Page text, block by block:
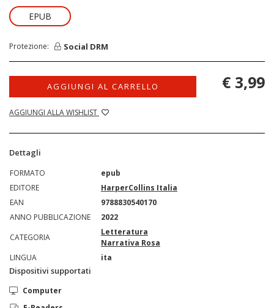
EPUB
Protezione: Social DRM
AGGIUNGI AL CARRELLO
AGGIUNGI ALLA WISHLIST
€ 3,99
Dettagli
FORMATO
epub
EDITORE
HarperCollins Italia
EAN
9788830540170
ANNO PUBBLICAZIONE
2022
CATEGORIA
Letteratura
Narrativa Rosa
LINGUA
ita
Dispositivi supportati
Computer